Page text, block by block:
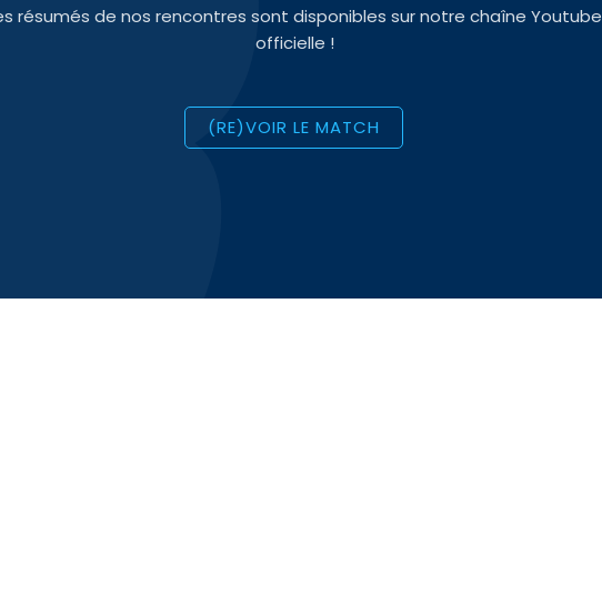
résumés de nos rencontres sont disponibles sur notre chaîne Youtube
officielle !
(RE)VOIR LE MATCH